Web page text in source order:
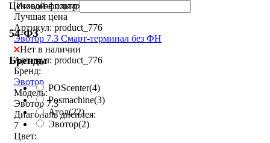
Ценовой фильтр
54-ФЗ
Бренды
POScenter(4)
Posmachine(3)
Атол(22)
Эвотор(2)
Лучшая цена
Артикул: product_776
Эвотор 7.3 Смарт-терминал без ФН
Нет в наличии
Артикул: product_776
Бренд:
Эвотор
Модель:
Эвотор 7.3
Диагональ дисплея:
7
Цвет: